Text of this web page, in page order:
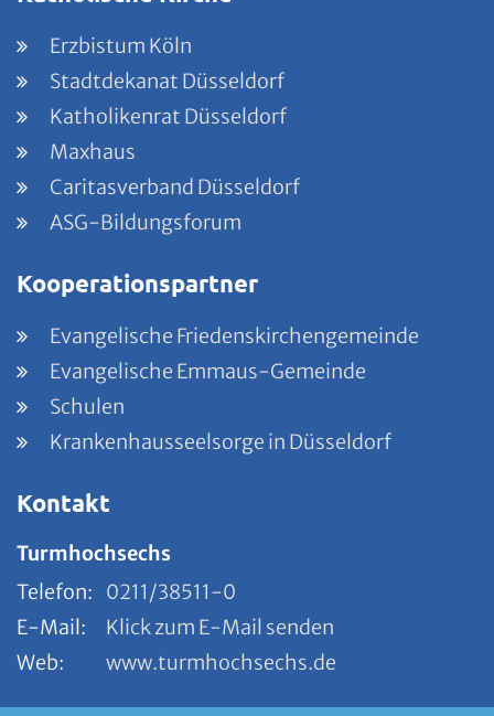
Erzbistum Köln
Stadtdekanat Düsseldorf
Katholikenrat Düsseldorf
Maxhaus
Caritasverband Düsseldorf
ASG-Bildungsforum
Kooperationspartner
Evangelische Friedenskirchengemeinde
Evangelische Emmaus-Gemeinde
Schulen
Krankenhausseelsorge in Düsseldorf
Kontakt
Turmhochsechs
Telefon:
0211/38511-0
E-Mail:
Klick zum E-Mail senden
Web:
www.turmhochsechs.de